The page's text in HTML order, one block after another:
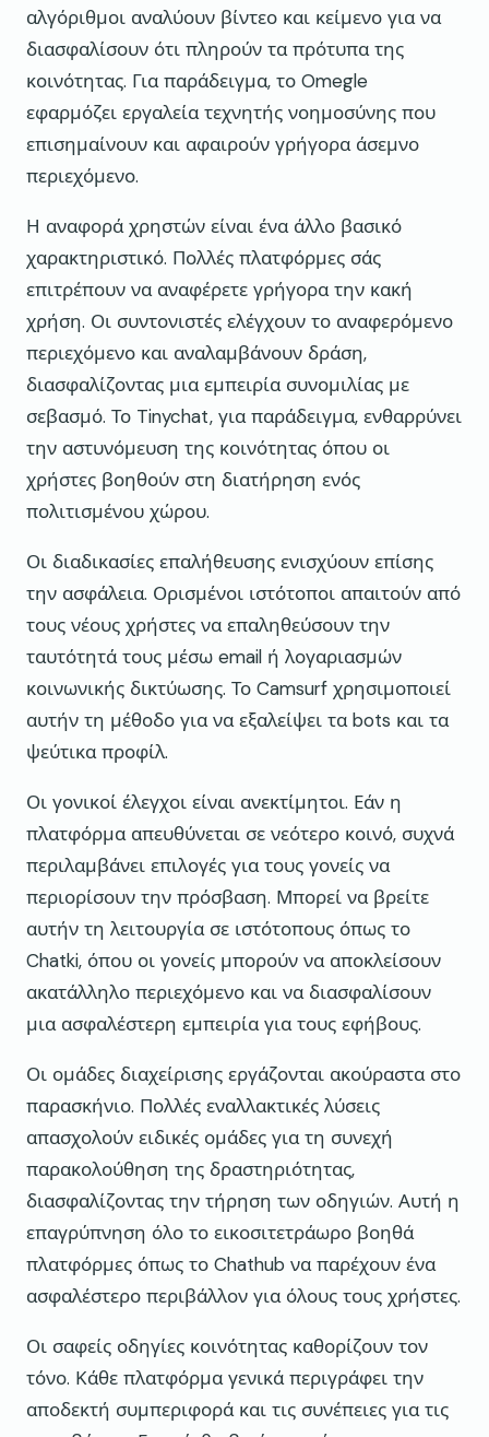
αλγόριθμοι αναλύουν βίντεο και κείμενο για να
διασφαλίσουν ότι πληρούν τα πρότυπα της
κοινότητας. Για παράδειγμα, το Omegle
εφαρμόζει εργαλεία τεχνητής νοημοσύνης που
επισημαίνουν και αφαιρούν γρήγορα άσεμνο
περιεχόμενο.
Η αναφορά χρηστών είναι ένα άλλο βασικό
χαρακτηριστικό. Πολλές πλατφόρμες σάς
επιτρέπουν να αναφέρετε γρήγορα την κακή
χρήση. Οι συντονιστές ελέγχουν το αναφερόμενο
περιεχόμενο και αναλαμβάνουν δράση,
διασφαλίζοντας μια εμπειρία συνομιλίας με
σεβασμό. Το Tinychat, για παράδειγμα, ενθαρρύνει
την αστυνόμευση της κοινότητας όπου οι
χρήστες βοηθούν στη διατήρηση ενός
πολιτισμένου χώρου.
Οι διαδικασίες επαλήθευσης ενισχύουν επίσης
την ασφάλεια. Ορισμένοι ιστότοποι απαιτούν από
τους νέους χρήστες να επαληθεύσουν την
ταυτότητά τους μέσω email ή λογαριασμών
κοινωνικής δικτύωσης. Το Camsurf χρησιμοποιεί
αυτήν τη μέθοδο για να εξαλείψει τα bots και τα
ψεύτικα προφίλ.
Οι γονικοί έλεγχοι είναι ανεκτίμητοι. Εάν η
πλατφόρμα απευθύνεται σε νεότερο κοινό, συχνά
περιλαμβάνει επιλογές για τους γονείς να
περιορίσουν την πρόσβαση. Μπορεί να βρείτε
αυτήν τη λειτουργία σε ιστότοπους όπως το
Chatki, όπου οι γονείς μπορούν να αποκλείσουν
ακατάλληλο περιεχόμενο και να διασφαλίσουν
μια ασφαλέστερη εμπειρία για τους εφήβους.
Οι ομάδες διαχείρισης εργάζονται ακούραστα στο
παρασκήνιο. Πολλές εναλλακτικές λύσεις
απασχολούν ειδικές ομάδες για τη συνεχή
παρακολούθηση της δραστηριότητας,
διασφαλίζοντας την τήρηση των οδηγιών. Αυτή η
επαγρύπνηση όλο το εικοσιτετράωρο βοηθά
πλατφόρμες όπως το Chathub να παρέχουν ένα
ασφαλέστερο περιβάλλον για όλους τους χρήστες.
Οι σαφείς οδηγίες κοινότητας καθορίζουν τον
τόνο. Κάθε πλατφόρμα γενικά περιγράφει την
αποδεκτή συμπεριφορά και τις συνέπειες για τις